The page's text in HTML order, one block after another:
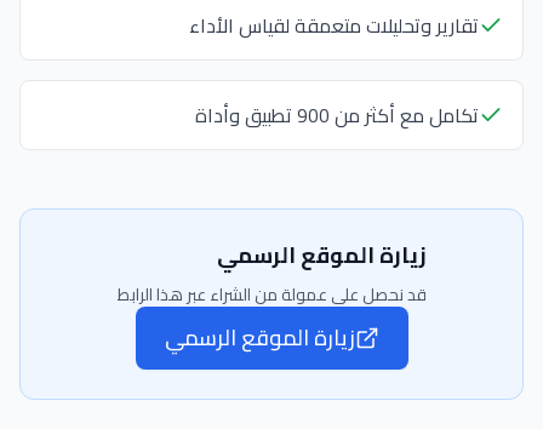
تقارير وتحليلات متعمقة لقياس الأداء
تكامل مع أكثر من 900 تطبيق وأداة
زيارة الموقع الرسمي
قد نحصل على عمولة من الشراء عبر هذا الرابط
زيارة الموقع الرسمي